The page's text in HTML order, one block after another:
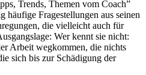
Trends, Themen vom Coach”
häufige Frage­stel­lungen aus seinen
die vielleicht auch für
Wer kennt sie nicht:
Arbeit wegkommen, die nichts
sich bis zur Schädigung der